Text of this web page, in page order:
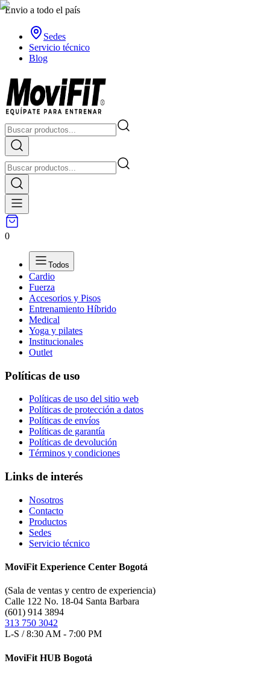
Envio a todo el país
Sedes
Servicio técnico
Blog
0
Todos
Cardio
Fuerza
Accesorios y Pisos
Entrenamiento Híbrido
Medical
Yoga y pilates
Institucionales
Outlet
Políticas de uso
Políticas de uso del sitio web
Políticas de protección a datos
Políticas de envíos
Políticas de garantía
Políticas de devolución
Términos y condiciones
Links de interés
Nosotros
Contacto
Productos
Sedes
Servicio técnico
MoviFit Experience Center Bogotá
(Sala de ventas y centro de experiencia)
Calle 122 No. 18-04 Santa Barbara
(601) 914 3894
313 750 3042
L-S / 8:30 AM - 7:00 PM
MoviFit HUB Bogotá